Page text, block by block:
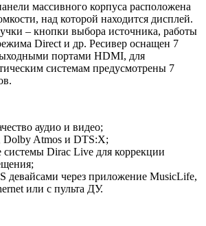
массивного корпуса расположена
над которой находится дисплей.
– кнопки выбора источника, работы
Direct и др. Ресивер оснащен 7
портами HDMI, для
системам предусмотрены 7
аудио и видео;
Dolby Atmos и DTS:X;
системы Dirac Live для коррекции
девайсами через приложение MusicLife,
или с пульта ДУ.